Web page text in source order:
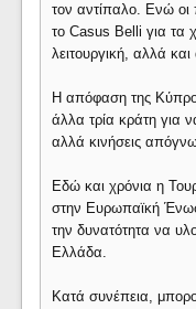
τον αντίπαλο. Ενώ οι
το Casus Belli για τα
λειτουργική, αλλά
Η απόφαση της
άλλα τρία κράτη για
αλλά κινήσεις
Εδώ και χρόνια η
στην Ευρωπαϊκή
την δυνατότητα να
Ελλάδα.
Κατά συνέπεια,